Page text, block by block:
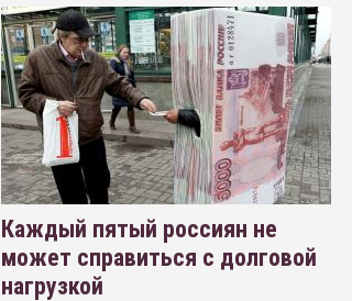
Каждый пятый россиян не
может справиться с долговой
нагрузкой